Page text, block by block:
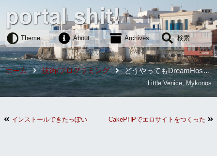
portal shit!
Theme About Archives 検索
ホーム 技術/プログラミング
どうやってもDreamHost
にPHPをカスタムインストールできない
Little Venice, Mykonos
インストールできたっぽい CakePHPでエロサイトをつくった話